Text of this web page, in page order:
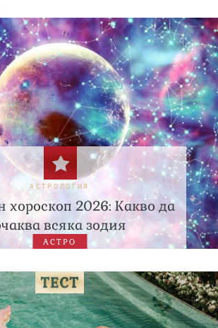
АСТРОЛОГИЯ
хороскоп 2026: Какво да
всяка зодия
АСТРО